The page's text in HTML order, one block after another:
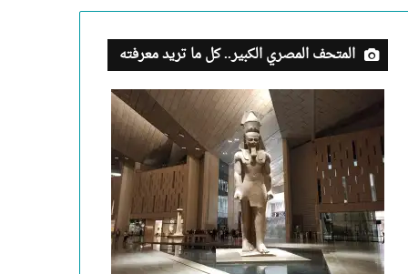
المتحف المصري الكبير.. كل ما تريد معرفته